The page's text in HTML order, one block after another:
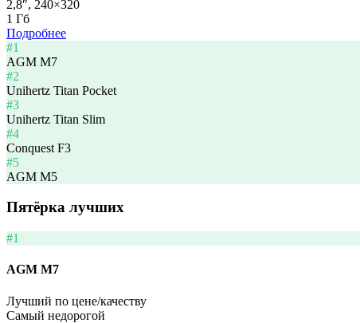
2,8″, 240×320
1 Гб
Подробнее
#1
AGM M7
#2
Unihertz Titan Pocket
#3
Unihertz Titan Slim
#4
Conquest F3
#5
AGM M5
Пятёрка лучших
#1
AGM M7
Лучший по цене/качеству
Самый недорогой